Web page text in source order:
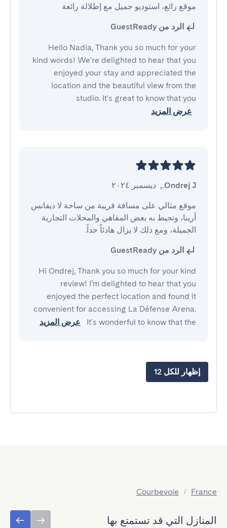
موقع رائع، استوديو جميل مع إطلالة رائعة
الرد من GuestReady
Hello Nadia, Thank you so much for your
kind words! We're delighted to hear that you
enjoyed your stay and appreciated the
location and the beautiful view from the
studio. It's great to know that you
عرض المزيد
Ondrej J.
, ديسمبر ٢٠٢٤
الجميلة، ومع ذلك لا يزال هادئاً جداً.
الرد من GuestReady
Hi Ondrej, Thank you so much for your kind
review! I’m delighted to hear that you
enjoyed the perfect location and found it
convenient for accessing La Défense Arena.
It's wonderful to know that the
عرض المزيد
إظهار للكل 12
France
/
Courbevoie
المنازل التي قد تستمتع بها